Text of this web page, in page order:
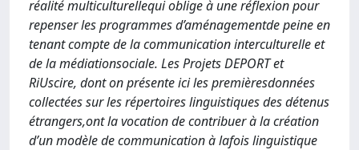
réalité multiculturellequi oblige à une réflexion pour
repenser les programmes d’aménagementde peine en
tenant compte de la communication interculturelle et
de la médiationsociale. Les Projets DEPORT et
RiUscire, dont on présente ici les premièresdonnées
collectées sur les répertoires linguistiques des détenus
étrangers,ont la vocation de contribuer à la création
d’un modèle de communication à lafois linguistique